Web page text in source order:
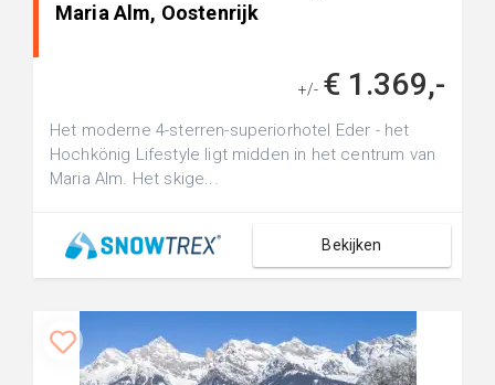
Maria Alm, Oostenrijk
+/- € 1.369,-
Het moderne 4-sterren-superiorhotel Eder - het
Hochkönig Lifestyle ligt midden in het centrum van
Maria Alm. Het skige...
Bekijken